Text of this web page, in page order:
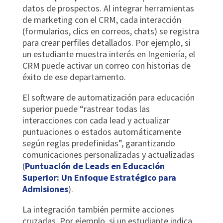
datos de prospectos. Al integrar herramientas
de marketing con el CRM, cada interacción
(formularios, clics en correos, chats) se registra
para crear perfiles detallados. Por ejemplo, si
un estudiante muestra interés en Ingeniería, el
CRM puede activar un correo con historias de
éxito de ese departamento.
El software de automatización para educación
superior puede “rastrear todas las
interacciones con cada lead y actualizar
puntuaciones o estados automáticamente
según reglas predefinidas”, garantizando
comunicaciones personalizadas y actualizadas
(Puntuación de Leads en Educación
Superior: Un Enfoque Estratégico para
Admisiones).
La integración también permite acciones
cruzadas. Por ejemplo, si un estudiante indica